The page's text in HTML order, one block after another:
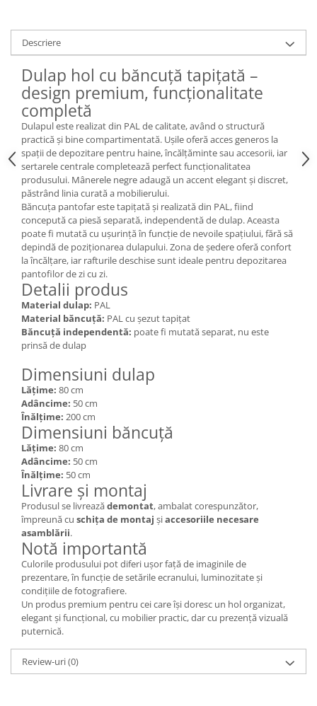
Descriere
Dulap hol cu băncuță tapițată –
design premium, funcționalitate
completă
Dulapul este realizat din PAL de calitate, având o structură
practică și bine compartimentată. Ușile oferă acces generos la
spații de depozitare pentru haine, încălțăminte sau accesorii, iar
sertarele centrale completează perfect funcționalitatea
produsului. Mânerele negre adaugă un accent elegant și discret,
păstrând linia curată a mobilierului.
Băncuța pantofar este tapițată și realizată din PAL, fiind
concepută ca piesă separată, independentă de dulap. Aceasta
poate fi mutată cu ușurință în funcție de nevoile spațiului, fără să
depindă de poziționarea dulapului. Zona de ședere oferă confort
la încălțare, iar rafturile deschise sunt ideale pentru depozitarea
pantofilor de zi cu zi.
Detalii produs
Material dulap: PAL
Material băncuță: PAL cu șezut tapițat
Băncuță independentă: poate fi mutată separat, nu este
prinsă de dulap
Dimensiuni dulap
Lățime: 80 cm
Adâncime: 50 cm
Înălțime: 200 cm
Dimensiuni băncuță
Lățime: 80 cm
Adâncime: 50 cm
Înălțime: 50 cm
Livrare și montaj
Produsul se livreazădemontat, ambalat corespunzător,
împreună cu schița de montaj șiaccesoriile necesare
asamblării.
Notă importantă
Culorile produsului pot diferi ușor față de imaginile de
prezentare, în funcție de setările ecranului, luminozitate și
condițiile de fotografiere.
Un produs premium pentru cei care își doresc un hol organizat,
elegant și funcțional, cu mobilier practic, dar cu prezență vizuală
puternică.
Review-uri(0)